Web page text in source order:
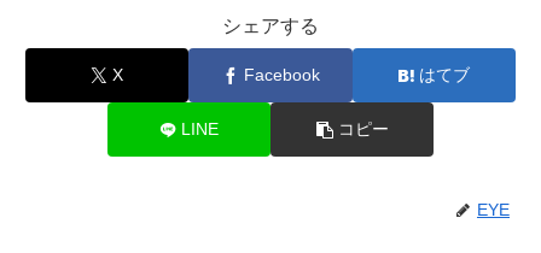
シェアする
X Facebook はてブ
LINE コピー
EYE